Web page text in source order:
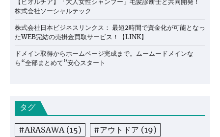
【ビオルチア】「大人女性シャンプー」毛髪診断士と共同開発！
株式会社ソーシャルテック
株式会社日本ビジネスリンクス： 最短2時間で資金化が可能となっ
たWEB完結の売掛金買取サービス！【LINK】
ドメイン取得からホームページ完成まで。ムームードメインな
ら“全部まとめて”安心スタート
タグ
#ARASAWA(15) #アウトドア (19)